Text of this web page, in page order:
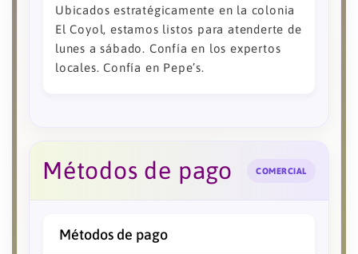
Ubicados estratégicamente en la colonia
El Coyol, estamos listos para atenderte de
lunes a sábado. Confía en los expertos
locales. Confía en Pepe’s.
Métodos de pago COMERCIAL
Métodos de pago